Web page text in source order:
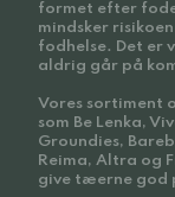
formet efter
mindsker
fodhelse. Det er
aldrig går på
Vores
som Be Lenka,
Groundies,
Reima, Altra og
give tæerne god